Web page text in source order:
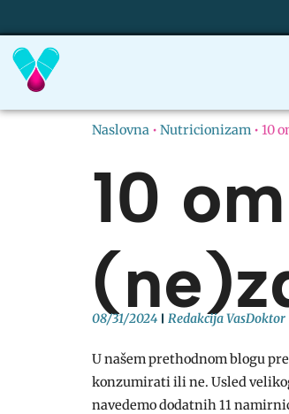
Naslovna •Nutricionizam •10
10
08/31/2024 Redakcija VasDoktor
U našem prethodnom blogu
konzumirati ili ne. Usled
navedemo dodatnih 11